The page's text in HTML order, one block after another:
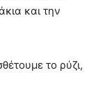
και την
το ρύζι,